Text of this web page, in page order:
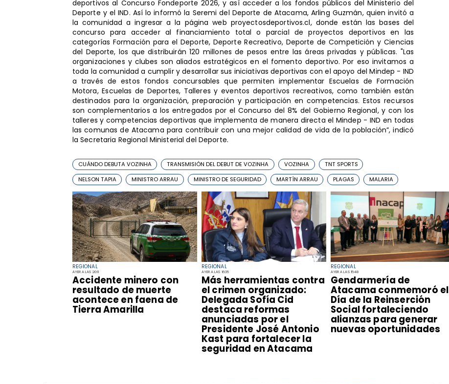
REGIONAL
AYER A LAS 20:11
Accidente minero con
resultado de muerte
acontece en faena de
Tierra Amarilla
REGIONAL
AYER A LAS 16:35
​Más herramientas contra
el crimen organizado:
Delegada Sofía Cid
destaca reformas
anunciadas por el
Presidente José Antonio
Kast para fortalecer la
seguridad en Atacama
REGIONAL
AYER A LAS 15:48
​Gendarmería de
Atacama conmemoró el
Día de la Reinserción
Social fortaleciendo
alianzas para generar
nuevas oportunidades
deportivos al Concurso Fondeporte 2026, y así acceder a los fondos públicos del Ministerio del
Deporte y el IND. Así lo informó la Seremi del Deporte de Atacama, Arling Guzmán, quien invitó a
la comunidad a ingresar a la página web proyectosdeportivos.cl, donde están las bases del
concurso para acceder al financiamiento total o parcial de proyectos deportivos en las
categorías Formación para el Deporte, Deporte Recreativo, Deporte de Competición y Ciencias
del Deporte, los que distribuirán 120 millones de pesos entre las áreas privadas y públicas. "Las
organizaciones y clubes son aliados estratégicos en el fomento deportivo. Por eso invitamos a
toda la comunidad a cumplir y desarrollar sus iniciativas deportivas con el apoyo del Mindep - IND
a través de estos fondos concursables que permiten implementar Escuelas de Formación
Motora, Escuelas de Deportes, Talleres y eventos deportivos recreativos, como también están
destinados para la organización, preparación y participación en competencias. Estos recursos
son complementarios a los entregados por el Concurso del 8% del Gobierno Regional, y con los
talleres y competencias deportivas que implementa de manera directa el Mindep - IND en todas
las comunas de Atacama para contribuir con una mejor calidad de vida de la población”, indicó
la Secretaria Regional Ministerial del Deporte.
CUÁNDO DEBUTA VOZINHA TRANSMISIÓN DEL DEBUT DE VOZINHA VOZINHA
TNT SPORTS
NELSON TAPIA
MINISTRO ARRAU MINISTRO DE SEGURIDAD MARTÍN ARRAU PLAGAS MALARIA